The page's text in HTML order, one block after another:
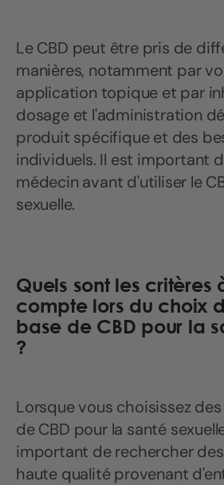
Le CBD peut être pris de
manières, notamment par
application topique et par
dosage et l'administration
produit spécifique et des
individuels. Il est important
médecin avant d'utiliser le
sexuelle.
Quels sont les critères
compte lors du choix
base de CBD pour la
?
Lorsque vous choisissez
de CBD pour la santé
important de rechercher
haute qualité provenant